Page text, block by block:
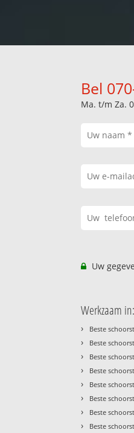
Bel
Ma. t/m Za.
Uw
Werkzaam in:
› Beste
› Beste
› Beste
› Beste
› Beste
› Beste
› Beste
› Beste